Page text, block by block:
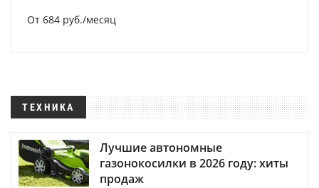
От 684 руб./месяц
ТЕХНИКА
Лучшие автономные
газонокосилки в 2026 году: хиты
продаж